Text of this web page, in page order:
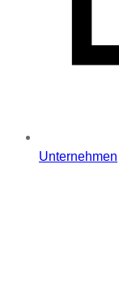
Unternehmen